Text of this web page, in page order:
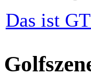
Das ist